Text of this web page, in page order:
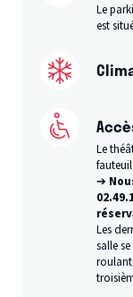
Le
est
Le
➔
Les
salle